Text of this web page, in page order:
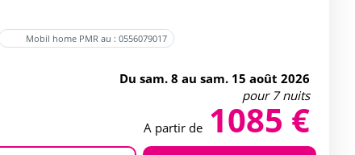
Mobil home PMR au : 0556079017
Du sam. 8 au sam. 15 août 2026
pour 7 nuits
A partir de 1085 €